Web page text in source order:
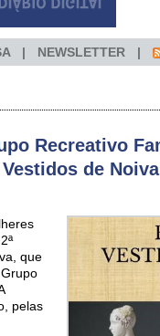
NEWSLETTER
Recreativo
de Noiva
que
pelas